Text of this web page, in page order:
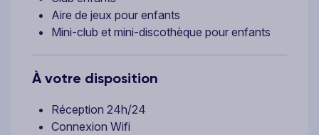
Aire de jeux pour enfants
Mini-club et mini-discothèque pour enfants
À votre disposition
Réception 24h/24
Connexion Wifi